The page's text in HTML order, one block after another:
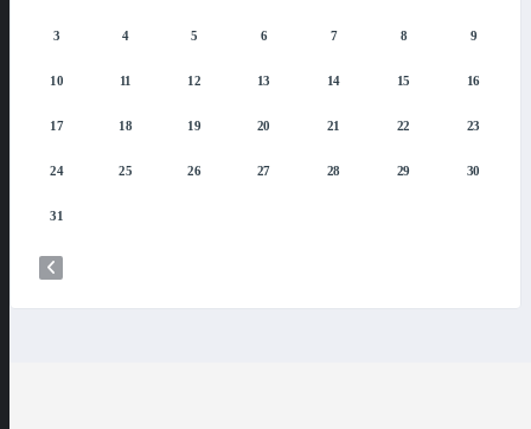
3 4 5 6 7 8 9
10 11 12 13 14 15 16
17 18 19 20 21 22 23
24 25 26 27 28 29 30
31